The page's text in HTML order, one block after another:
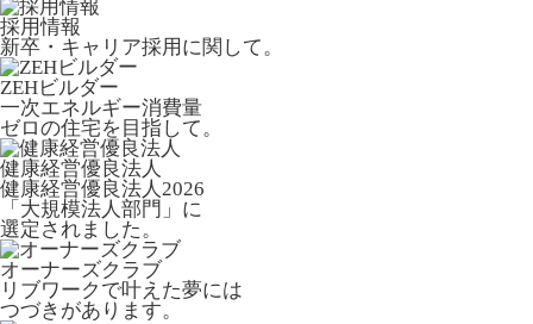
採用情報
新卒・キャリア採用に関して。
ZEHビルダー
一次エネルギー消費量
ゼロの住宅を目指して。
健康経営優良法人
健康経営優良法人2026
「大規模法人部門」に
選定されました。
オーナーズクラブ
リブワークで叶えた夢には
つづきがあります。